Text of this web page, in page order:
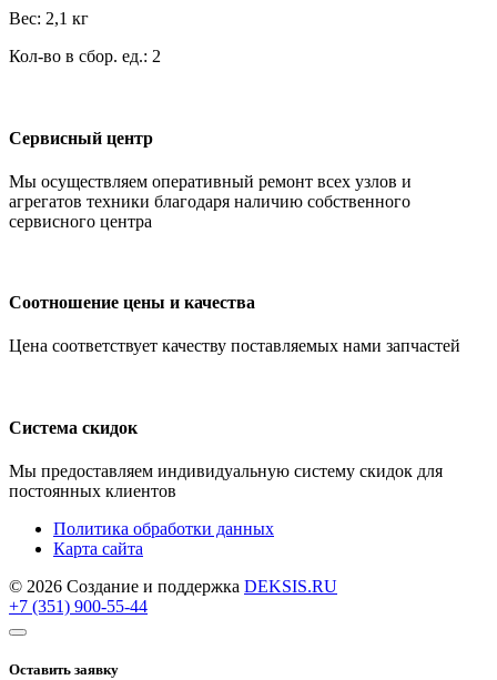
Вес: 2,1 кг
Кол-во в сбор. ед.: 2
Сервисный центр
Мы осуществляем оперативный ремонт всех узлов и
агрегатов техники благодаря наличию собственного
сервисного центра
Соотношение цены и качества
Цена соответствует качеству поставляемых нами запчастей
Система скидок
Мы предоставляем индивидуальную систему скидок для
постоянных клиентов
Политика обработки данных
Карта сайта
© 2026 Создание и поддержка DEKSIS.RU
+7 (351) 900-55-44
Оставить заявку